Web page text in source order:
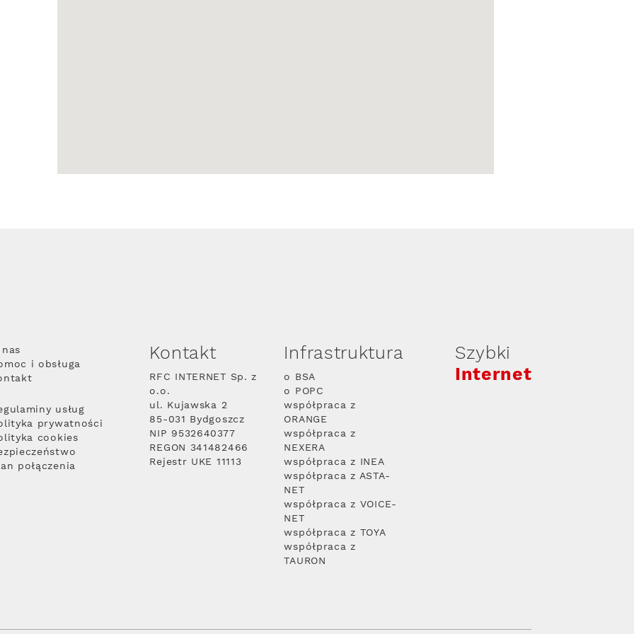
i obsługa
usług
prywatności
cookies
połączenia
Kontakt
RFC INTERNET Sp. z
o.o.
ul. Kujawska 2
85-031 Bydgoszcz
NIP 9532640377
REGON 341482466
Rejestr UKE 11113
Infrastruktura
o BSA
o POPC
współpraca z
ORANGE
współpraca z
NEXERA
współpraca z INEA
współpraca z ASTA-
NET
współpraca z VOICE-
NET
współpraca z TOYA
współpraca z
TAURON
Szybki
Internet